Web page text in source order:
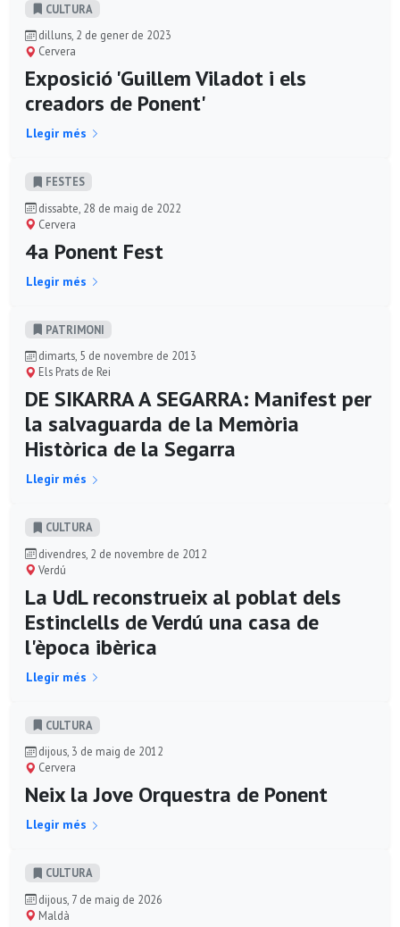
CULTURA
dilluns, 2 de gener de 2023
Cervera
Exposició 'Guillem Viladot i els
creadors de Ponent'
Llegir més
FESTES
dissabte, 28 de maig de 2022
Cervera
4a Ponent Fest
Llegir més
PATRIMONI
dimarts, 5 de novembre de 2013
Els Prats de Rei
DE SIKARRA A SEGARRA: Manifest per
la salvaguarda de la Memòria
Històrica de la Segarra
Llegir més
CULTURA
divendres, 2 de novembre de 2012
Verdú
La UdL reconstrueix al poblat dels
Estinclells de Verdú una casa de
l'època ibèrica
Llegir més
CULTURA
dijous, 3 de maig de 2012
Cervera
Neix la Jove Orquestra de Ponent
Llegir més
CULTURA
dijous, 7 de maig de 2026
Maldà